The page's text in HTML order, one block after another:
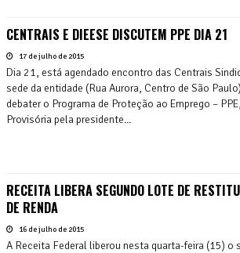
CENTRAIS E DIEESE DISCUTEM PPE DIA 21
17 de julho de 2015
Dia 21, está agendado encontro das Centrais
sede da entidade (Rua Aurora, Centro de São
debater o Programa de Proteção ao Emprego –
Provisória pela presidente...
RECEITA LIBERA SEGUNDO LOTE DE
DE RENDA
16 de julho de 2015
A Receita Federal liberou nesta quarta-feira (15) o